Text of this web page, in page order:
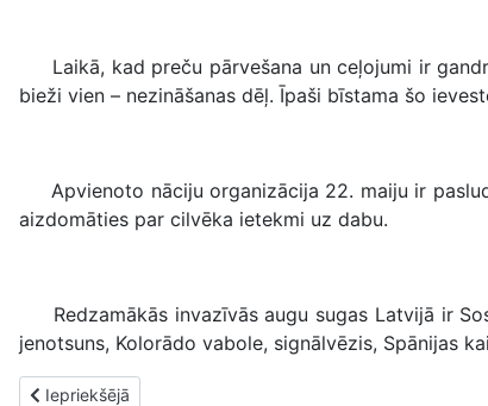
Laikā, kad preču pārvešana un ceļojumi ir
bieži vien – nezināšanas dēļ. Īpaši bīstama šo
Apvienoto nāciju organizācija 22. maiju ir
aizdomāties par cilvēka ietekmi uz dabu.
Redzamākās invazīvās augu sugas Latvijā ir
jenotsuns, Kolorādo vabole, signālvēzis, Spānijas
Iepriekšējais raksts: Jūnija tikšanās lasītāju klubiņā “LASIs”
Iepriekšējā